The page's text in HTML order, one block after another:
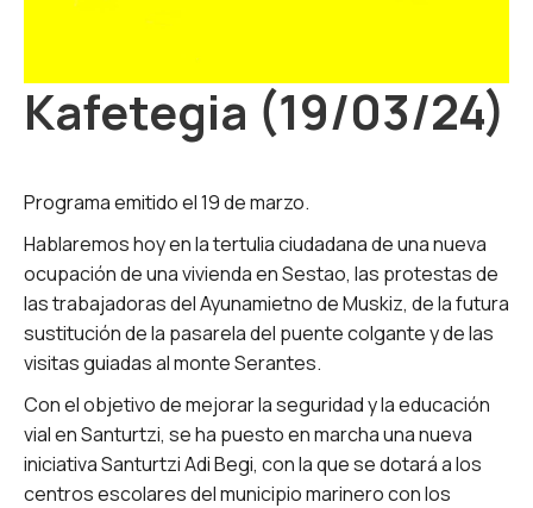
Kafetegia (19/03/24)
Programa emitido el 19 de marzo.
Hablaremos hoy en la tertulia ciudadana de una nueva
ocupación de una vivienda en Sestao, las protestas de
las trabajadoras del Ayunamietno de Muskiz, de la futura
sustitución de la pasarela del puente colgante y de las
visitas guiadas al monte Serantes.
Con el objetivo de mejorar la seguridad y la educación
vial en Santurtzi, se ha puesto en marcha una nueva
iniciativa Santurtzi Adi Begi, con la que se dotará a los
centros escolares del municipio marinero con los